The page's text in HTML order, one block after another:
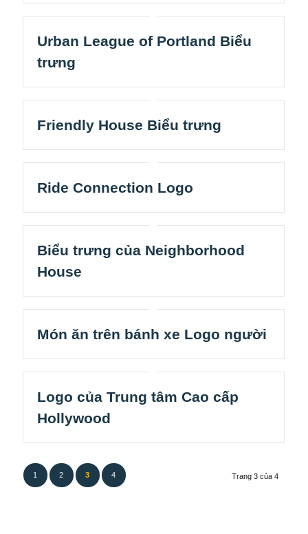
Urban League of Portland Biểu
trưng
Friendly House Biểu trưng
Ride Connection Logo
Biểu trưng của Neighborhood
House
Món ăn trên bánh xe Logo người
Logo của Trung tâm Cao cấp
Hollywood
Trang 3 của 4
1 2 3 4